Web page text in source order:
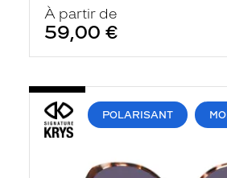
À partir de
59,00 €
POLARISANT